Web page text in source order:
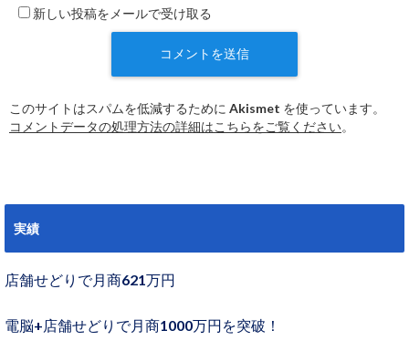
新しい投稿をメールで受け取る
このサイトはスパムを低減するために Akismet を使っています。
コメントデータの処理方法の詳細はこちらをご覧ください。
実績
店舗せどりで月商621万円
電脳+店舗せどりで月商1000万円を突破！